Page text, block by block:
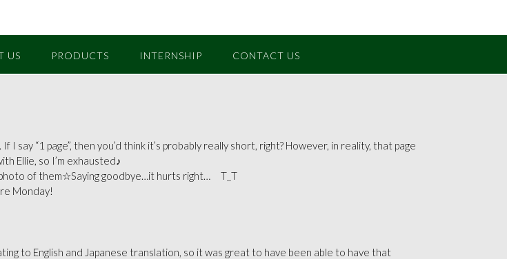
US PRODUCTS INTERNSHIP CONTACT US
“1 page”, then you’d think it’s probably really short, right? However, in reality, that page
Ellie, so I’m exhausted♪
photo of them☆Saying goodbye…it hurts right… T_T
Monday!
to English and Japanese translation, so it was great to have been able to have that